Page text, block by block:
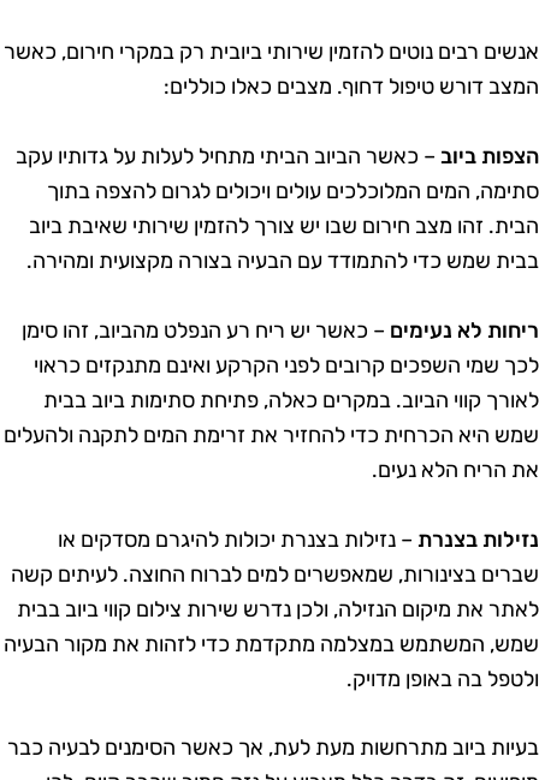
רבים נוטים להזמין שירותי ביובית רק במקרי חירום, כאשר
דורש טיפול דחוף. מצבים כאלו כוללים:
ביוב– כאשר הביוב הביתי מתחיל לעלות על גדותיו עקב
המים המלוכלכים עולים ויכולים לגרום להצפה בתוך
זהו מצב חירום שבו יש צורך להזמין שירותי שאיבת ביוב
שמש כדי להתמודד עם הבעיה בצורה מקצועית ומהירה.
לא נעימים– כאשר יש ריח רע הנפלט מהביוב, זהו סימן
שמי השפכים קרובים לפני הקרקע ואינם מתנקזים כראוי
קווי הביוב. במקרים כאלה, פתיחת סתימות ביוב בבית
היא הכרחית כדי להחזיר את זרימת המים לתקנה ולהעלים
הריח הלא נעים.
בצנרת– נזילות בצנרת יכולות להיגרם מסדקים או
בצינורות, שמאפשרים למים לברוח החוצה. לעיתים קשה
את מיקום הנזילה, ולכן נדרש שירות צילום קווי ביוב בבית
המשתמש במצלמה מתקדמת כדי לזהות את מקור הבעיה
בה באופן מדויק.
ביוב מתרחשות מעת לעת, אך כאשר הסימנים לבעיה כבר